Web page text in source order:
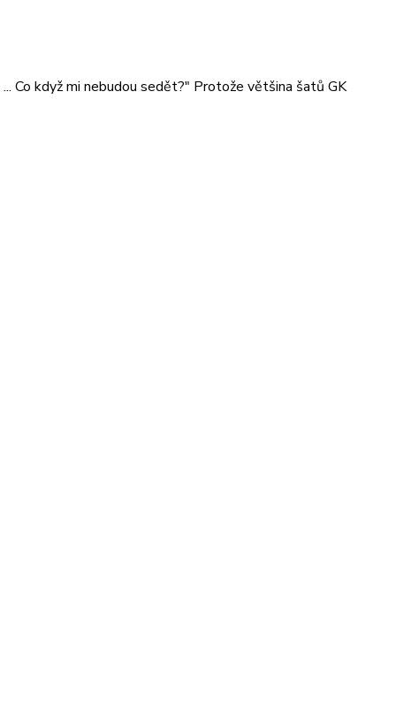
Co když mi nebudou sedět?" Protože většina šatů GK